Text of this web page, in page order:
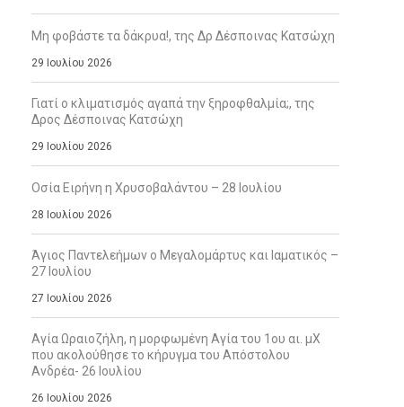
Μη φοβάστε τα δάκρυα!, της Δρ Δέσποινας Κατσώχη
29 Ιουλίου 2026
Γιατί ο κλιματισμός αγαπά την ξηροφθαλμία;, της
Δρος Δέσποινας Κατσώχη
29 Ιουλίου 2026
Οσία Ειρήνη η Χρυσοβαλάντου – 28 Ιουλίου
28 Ιουλίου 2026
Άγιος Παντελεήμων ο Μεγαλομάρτυς και Ιαματικός –
27 Ιουλίου
27 Ιουλίου 2026
Αγία Ωραιοζήλη, η μορφωμένη Αγία του 1ου αι. μΧ
που ακολούθησε το κήρυγμα του Απόστολου
Ανδρέα- 26 Ιουλίου
26 Ιουλίου 2026